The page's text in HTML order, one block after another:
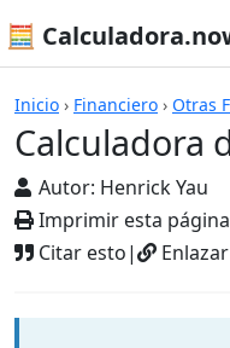
🧮
Inicio › Financiero › Otras
Calculadora
Autor: Henrick Yau
Imprimir esta página
Citar esto|
Calculadoras